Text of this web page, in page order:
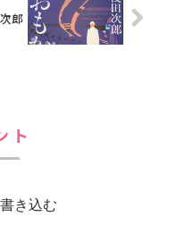
郎
ト
き込む